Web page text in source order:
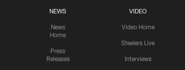
NEWS
News
Home
Press
Releases
VIDEO
Video Home
Steelers Live
Interviews